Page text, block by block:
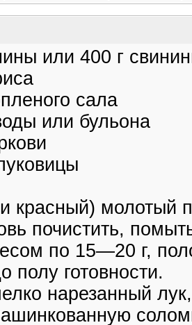
или 400 г
сала
или бульона
красный) молотый
почистить,
по 15—20 г,
полу готовности.
нарезанный